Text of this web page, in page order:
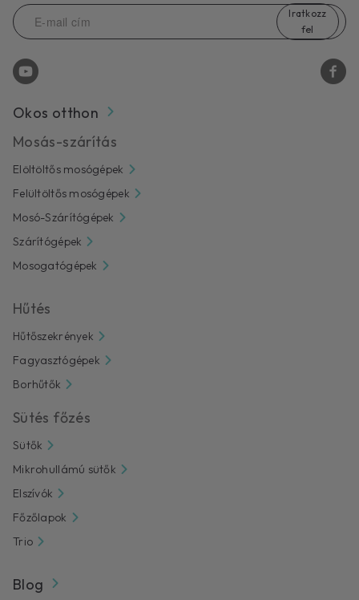
Iratkozz
fel
Okos otthon
Mosás-szárítás
Elöltöltős mosógépek
Felültöltős mosógépek
Mosó-Szárítógépek
Szárítógépek
Mosogatógépek
Hűtés
Hűtőszekrények
Fagyasztógépek
Borhűtők
Sütés főzés
Sütők
Mikrohullámú sütők
Elszívók
Főzőlapok
Trio
Blog